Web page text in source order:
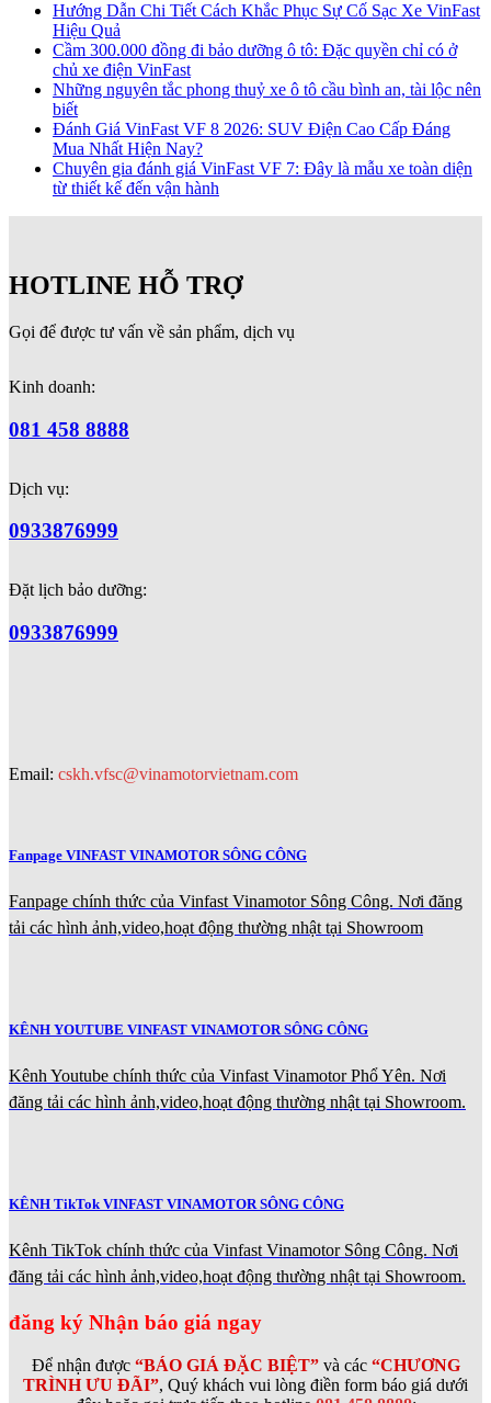
Hướng Dẫn Chi Tiết Cách Khắc Phục Sự Cố Sạc Xe VinFast
Hiệu Quả
Cầm 300.000 đồng đi bảo dưỡng ô tô: Đặc quyền chỉ có ở
chủ xe điện VinFast
Những nguyên tắc phong thuỷ xe ô tô cầu bình an, tài lộc nên
biết
Đánh Giá VinFast VF 8 2026: SUV Điện Cao Cấp Đáng
Mua Nhất Hiện Nay?
Chuyên gia đánh giá VinFast VF 7: Đây là mẫu xe toàn diện
từ thiết kế đến vận hành
HOTLINE HỖ TRỢ
Gọi để được tư vấn về sản phẩm, dịch vụ
Kinh doanh:
081 458 8888
Dịch vụ:
0933876999
Đặt lịch bảo dưỡng:
0933876999
Email: cskh.vfsc@vinamotorvietnam.com
Fanpage VINFAST VINAMOTOR SÔNG CÔNG
Fanpage chính thức của Vinfast Vinamotor Sông Công. Nơi đăng
tải các hình ảnh,video,hoạt động thường nhật tại Showroom
KÊNH YOUTUBE VINFAST VINAMOTOR SÔNG CÔNG
Kênh Youtube chính thức của Vinfast Vinamotor Phổ Yên. Nơi
đăng tải các hình ảnh,video,hoạt động thường nhật tại Showroom.
KÊNH TikTok VINFAST VINAMOTOR SÔNG CÔNG
Kênh TikTok chính thức của Vinfast Vinamotor Sông Công. Nơi
đăng tải các hình ảnh,video,hoạt động thường nhật tại Showroom.
đăng ký Nhận báo giá ngay
Để nhận được “BÁO GIÁ ĐẶC BIỆT”và các “CHƯƠNG
TRÌNH ƯU ĐÃI”, Quý khách vui lòng điền form báo giá dưới